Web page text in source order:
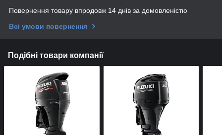
Повернення товару впродовж 14 днів за домовленістю
Всі умови повернення
Подібні товари компанії